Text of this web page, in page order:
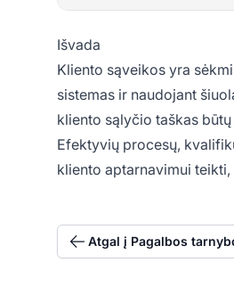
Išvada
Kliento sąveikos yra
sistemas ir naudojant
kliento sąlyčio taškas
Efektyvių procesų,
kliento aptarnavimui
Atgal į Pagalbos